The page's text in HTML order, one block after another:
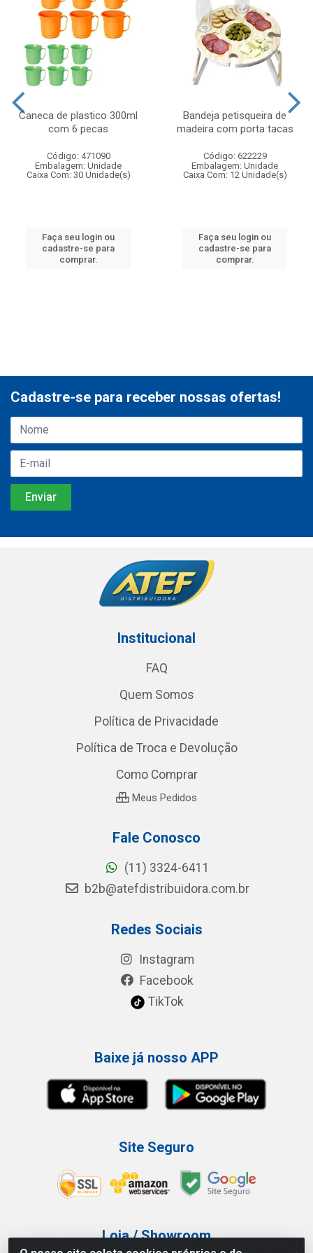
Caneca de plastico 300ml
com 6 pecas
Código: 471090
Embalagem: Unidade
Caixa Com: 30 Unidade(s)
Faça seu login ou
cadastre-se para
comprar.
Bandeja petisqueira de
madeira com porta tacas
Código: 622229
Embalagem: Unidade
Caixa Com: 12 Unidade(s)
Faça seu login ou
cadastre-se para
comprar.
Cadastre-se para receber nossas ofertas!
Institucional
FAQ
Quem Somos
Política de Privacidade
Política de Troca e Devolução
Como Comprar
Meus Pedidos
Fale Conosco
(11) 3324-6411
b2b@atefdistribuidora.com.br
Redes Sociais
Instagram
Facebook
TikTok
Baixe já nosso APP
Site Seguro
Loja / Showroom